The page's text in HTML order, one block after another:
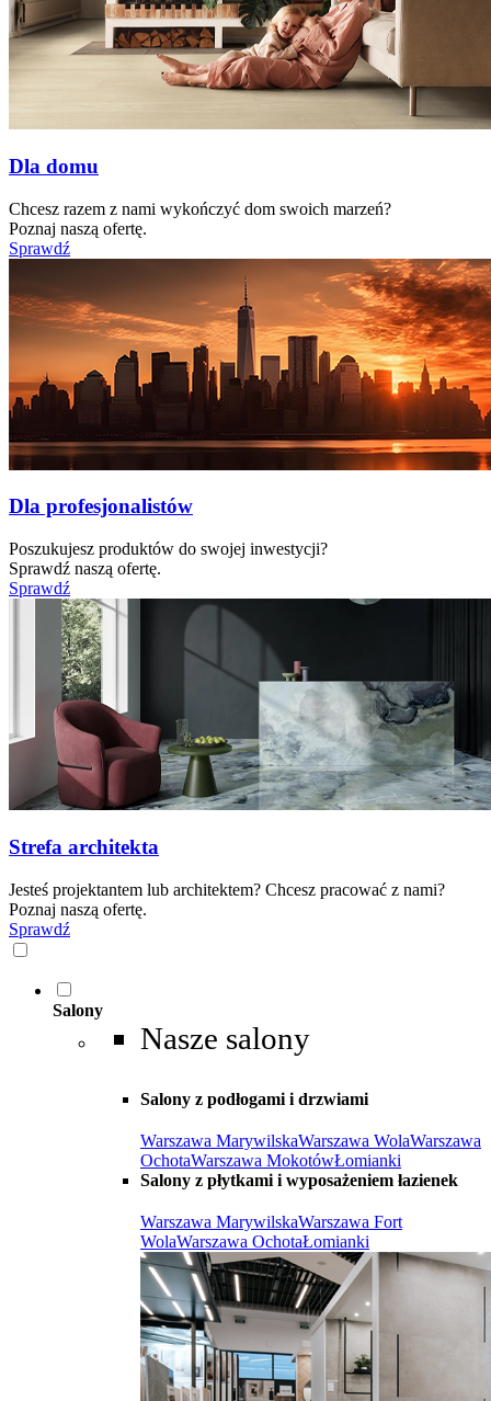
Dla domu
Chcesz razem z nami wykończyć dom swoich marzeń?
Poznaj naszą ofertę.
Sprawdź
Dla profesjonalistów
Poszukujesz produktów do swojej inwestycji?
Sprawdź naszą ofertę.
Sprawdź
Strefa architekta
Jesteś projektantem lub architektem? Chcesz pracować z nami?
Poznaj naszą ofertę.
Sprawdź
Salony
Nasze salony
Salony z podłogami i drzwiami
Warszawa MarywilskaWarszawa WolaWarszawa
OchotaWarszawa MokotówŁomianki
Salony z płytkami i wyposażeniem łazienek
Warszawa MarywilskaWarszawa Fort
WolaWarszawa OchotaŁomianki